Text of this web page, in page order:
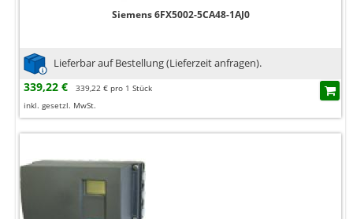
Siemens 6FX5002-5CA48-1AJ0
Lieferbar auf Bestellung (Lieferzeit anfragen).
339,22 €
339,22 € pro 1 Stück
inkl. gesetzl. MwSt.